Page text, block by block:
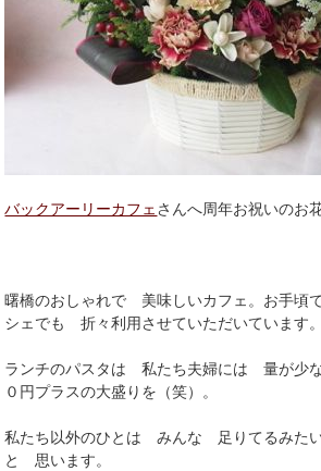
バックアーリーカフェさんへ周年お祝いのお
曙橋のおしゃれで 美味しいカフェ。お手
シェでも 折々利用させていただいています。
ランチのパスタは 私たち夫婦には 量が少
０円プラスの大盛りを（笑）。
私たち以外のひとは みんな 足りてるみた
と 思います。